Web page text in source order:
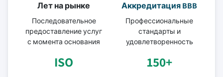
Лет на рынке
Последовательное
предоставление услуг
с момента основания
Аккредитация BBB
Профессиональные
стандарты и
удовлетворенность
ISO 150+